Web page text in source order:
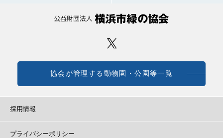
協会が管理する動物園・公園等一覧
採用情報
プライバシーポリシー